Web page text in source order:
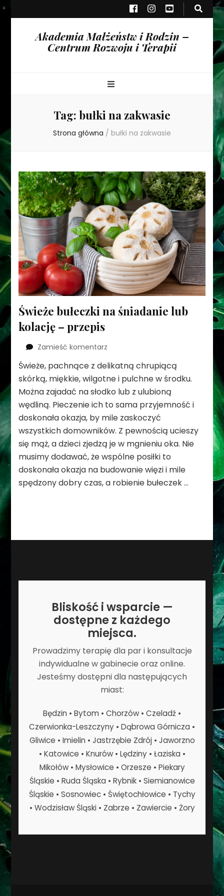
Akademia Małżeństw i Rodzin –
Centrum Rozwoju i Terapii
Tag: bułki na zakwasie
Strona główna / bułki na zakwasie
Świeże bułeczki na śniadanie lub
kolację – przepis
Zamieść komentarz
Świeże
bułeczki
na
lub
kolację
–
przepis
Świeże, pachnące z delikatną chrupiącą
skórką, miękkie, wilgotne i pulchne w środku.
Można zajadać na słodko lub z ulubioną
wędliną. Pieczenie ich to sama przyjemność i
doskonała okazja, by mile zaskoczyć
wszystkich domowników. Z pewnością ucieszy
się mąż, a dzieci zjedzą je w mgnieniu oka. Nie
musimy dodawać, że wspólne posiłki to
doskonała okazja na budowanie więzi i mile
spędzony dobry czas, a robienie bułeczek …
Bliskość i wsparcie —
dostępne z każdego
miejsca.
Prowadzimy terapię dla par i konsultacje
indywidualne w gabinecie oraz online.
Jesteśmy dostępni dla następujących
miast:
Będzin • Bytom • Chorzów • Czeladź •
Czerwionka-Leszczyny • Dąbrowa Górnicza •
Gliwice • Imielin • Jastrzębie Zdrój • Jaworzno
• Katowice • Knurów • Lędziny • Łaziska •
Mikołów • Mysłowice • Orzesze • Piekary
Śląskie • Ruda Śląska • Rybnik • Siemianowice
Śląskie • Sosnowiec • Świętochłowice • Tychy
• Wodzisław Śląski • Zabrze • Zawiercie • Żory